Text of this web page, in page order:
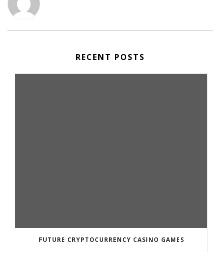
RECENT POSTS
FUTURE CRYPTOCURRENCY CASINO GAMES